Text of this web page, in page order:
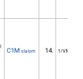
C1M slalom 14. 1/VM